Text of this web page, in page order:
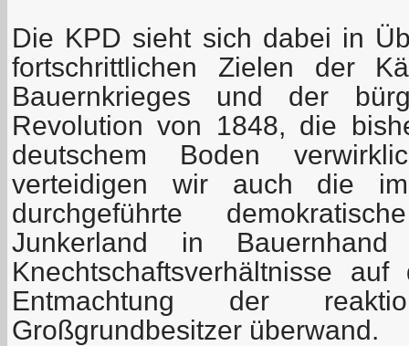
Die KPD sieht sich dabei in
fortschrittlichen Zielen der
Bauernkrieges und der
Revolution von 1848, die
deutschem Boden
verteidigen wir auch die
durchgeführte
Junkerland in
Knechtschaftsverhältnisse
Entmachtung der
Großgrundbesitzer überwand.